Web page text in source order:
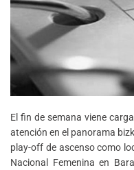
El fin de semana viene
atención en el panorama
play-off de ascenso como
Nacional Femenina en